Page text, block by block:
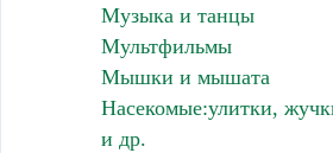
Музыка и танцы
Мультфильмы
Мышки и мышата
Насекомые:улитки,
и др.